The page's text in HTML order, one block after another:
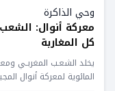
وحي الذاكرة
معركة أنوال:
كل المغاربة
يخلد الشعـب المغربـي
المائوية لمعركة أنوال